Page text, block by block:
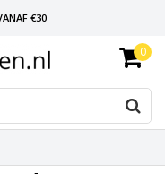
€30
0